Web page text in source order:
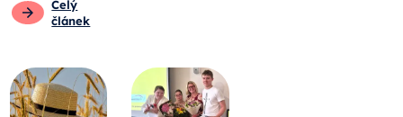
Celý
článek